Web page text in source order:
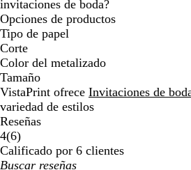
invitaciones de boda?
Opciones de productos
Tipo de papel
Corte
Color del metalizado
Tamaño
VistaPrint ofrece Invitaciones de
variedad de estilos
Reseñas
4(66
reseñas
)
Calificado por 6 clientes
Mis